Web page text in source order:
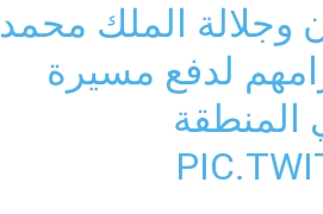
وجلالة الملك محمد
لدفع مسيرة
المنطقة